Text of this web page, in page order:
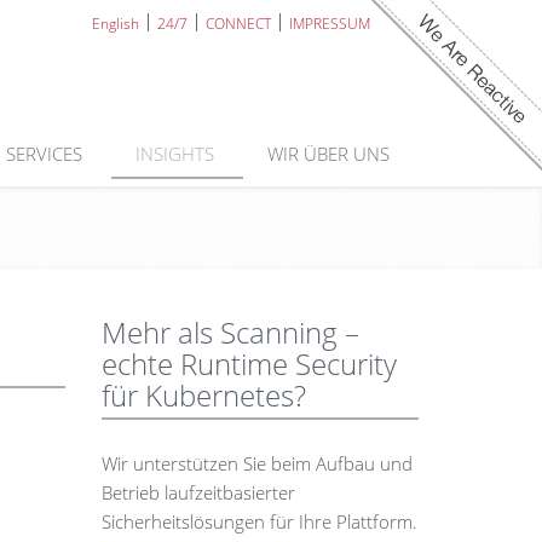
English 24/7 CONNECT IMPRESSUM
SERVICES INSIGHTS WIR ÜBER UNS
Mehr als Scanning –
echte Runtime Security
für Kubernetes?
Wir unterstützen Sie beim Aufbau und
Betrieb laufzeitbasierter
Sicherheitslösungen für Ihre Plattform.